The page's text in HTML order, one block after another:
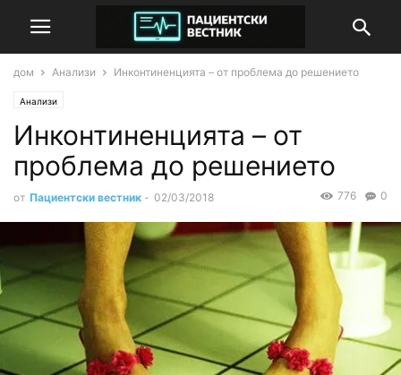
дом Анализи Инконтиненцията – от проблема до решението
Анализи
Инконтиненцията – от
проблема до решението
от Пациентски вестник - 02/03/2018 0
776